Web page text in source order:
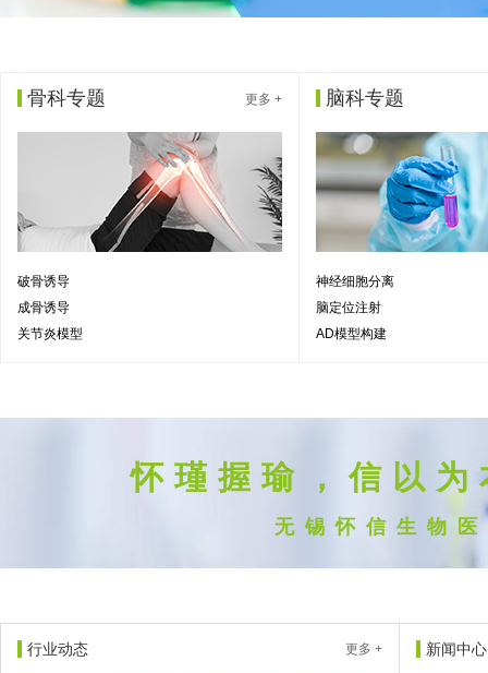
骨科专题 更多 +
破骨诱导
成骨诱导
关节炎模型
脑科专题
神经细胞分离
脑定位注射
AD模型构建
怀瑾握瑜，信以为
无锡怀信生物
行业动态 更多 + 新闻中心